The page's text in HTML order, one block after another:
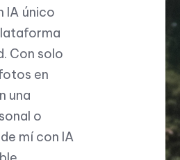
IA único
Con solo
en
una
o
mí con IA